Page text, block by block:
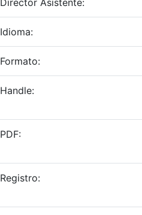
Director Asistente:
Idioma:
Formato:
Handle:
PDF:
Registro: